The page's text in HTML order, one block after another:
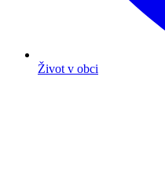
Život v obci